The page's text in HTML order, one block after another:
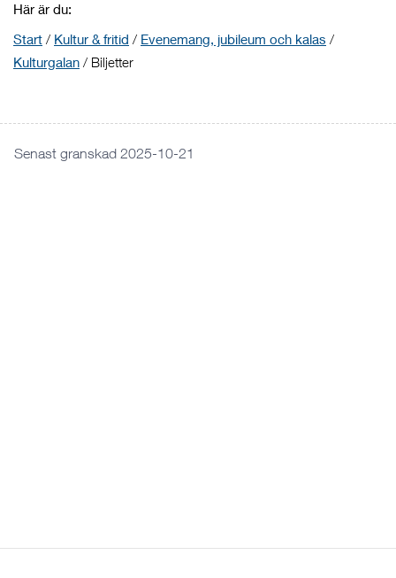
Här är du:
Start / Kultur & fritid / Evenemang, jubileum och kalas /
Kulturgalan / Biljetter
Senast granskad 2025-10-21